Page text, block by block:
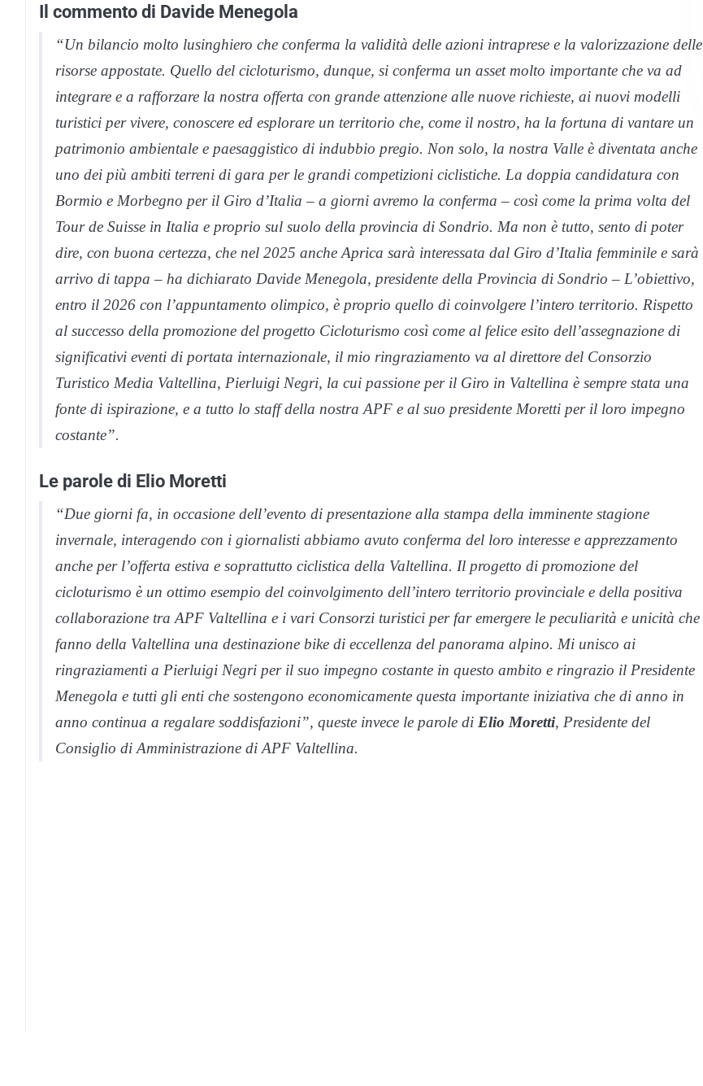
Il commento di Davide Menegola
“Un bilancio molto lusinghiero che conferma la validità delle azioni intraprese e la valorizzazione delle
risorse appostate. Quello del cicloturismo, dunque, si conferma un asset molto importante che va ad
integrare e a rafforzare la nostra offerta con grande attenzione alle nuove richieste, ai nuovi modelli
turistici per vivere, conoscere ed esplorare un territorio che, come il nostro, ha la fortuna di vantare un
patrimonio ambientale e paesaggistico di indubbio pregio. Non solo, la nostra Valle è diventata anche
uno dei più ambiti terreni di gara per le grandi competizioni ciclistiche. La doppia candidatura con
Bormio e Morbegno per il Giro d’Italia – a giorni avremo la conferma – così come la prima volta del
Tour de Suisse in Italia e proprio sul suolo della provincia di Sondrio. Ma non è tutto, sento di poter
dire, con buona certezza, che nel 2025 anche Aprica sarà interessata dal Giro d’Italia femminile e sarà
arrivo di tappa – ha dichiarato Davide Menegola, presidente della Provincia di Sondrio – L’obiettivo,
entro il 2026 con l’appuntamento olimpico, è proprio quello di coinvolgere l’intero territorio. Rispetto
al successo della promozione del progetto Cicloturismo così come al felice esito dell’assegnazione di
significativi eventi di portata internazionale, il mio ringraziamento va al direttore del Consorzio
Turistico Media Valtellina, Pierluigi Negri, la cui passione per il Giro in Valtellina è sempre stata una
fonte di ispirazione, e a tutto lo staff della nostra APF e al suo presidente Moretti per il loro impegno
costante”.
Le parole di Elio Moretti
“Due giorni fa, in occasione dell’evento di presentazione alla stampa della imminente stagione
invernale, interagendo con i giornalisti abbiamo avuto conferma del loro interesse e apprezzamento
anche per l’offerta estiva e soprattutto ciclistica della Valtellina. Il progetto di promozione del
cicloturismo è un ottimo esempio del coinvolgimento dell’intero territorio provinciale e della positiva
collaborazione tra APF Valtellina e i vari Consorzi turistici per far emergere le peculiarità e unicità che
fanno della Valtellina una destinazione bike di eccellenza del panorama alpino. Mi unisco ai
ringraziamenti a Pierluigi Negri per il suo impegno costante in questo ambito e ringrazio il Presidente
Menegola e tutti gli enti che sostengono economicamente questa importante iniziativa che di anno in
anno continua a regalare soddisfazioni”, queste invece le parole di Elio Moretti, Presidente del
Consiglio di Amministrazione di APF Valtellina.